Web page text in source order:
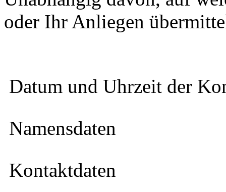
oder Ihr Anliegen
 Datum und Uhrzeit der
 Namensdaten
 Kontaktdaten